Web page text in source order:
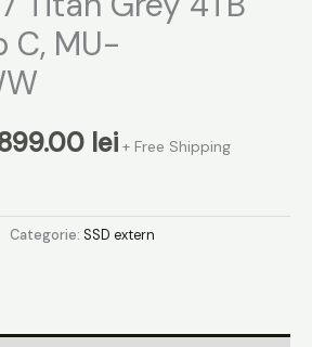
C, MU-
lei + Free Shipping
Categorie: SSD extern